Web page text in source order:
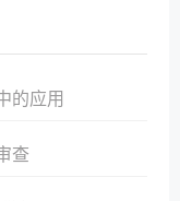
的应用
查